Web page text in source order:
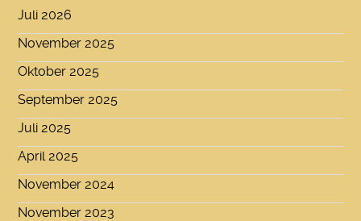
Juli 2026
November 2025
Oktober 2025
September 2025
Juli 2025
April 2025
November 2024
November 2023